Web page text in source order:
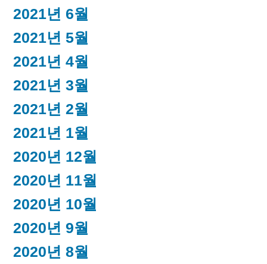
2021년 6월
2021년 5월
2021년 4월
2021년 3월
2021년 2월
2021년 1월
2020년 12월
2020년 11월
2020년 10월
2020년 9월
2020년 8월